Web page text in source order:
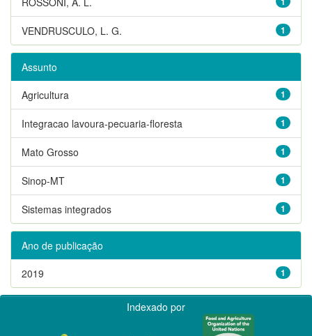
1
VENDRUSCULO, L. G.
Assunto
1
Agricultura
1
Integracao lavoura-pecuaria-floresta
1
Mato Grosso
1
Sinop-MT
1
Sistemas integrados
Ano de publicação
1
2019
Indexado por